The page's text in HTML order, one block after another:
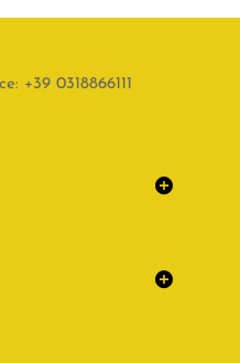
+39 0318866111